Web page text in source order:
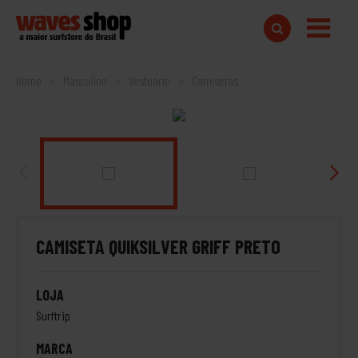
Home Camisetas
CAMISETA QUIKSILVER GRIFF PRETO
LOJA
Surftrip
MARCA